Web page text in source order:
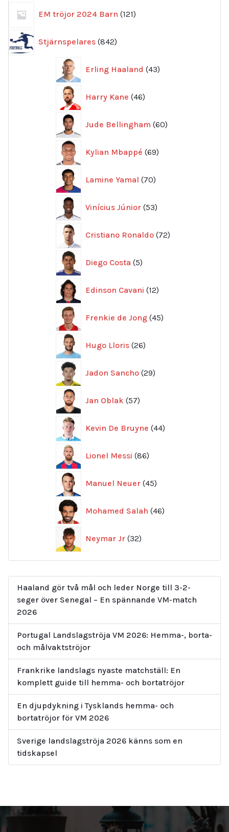
EM tröjor 2024 Barn 121
produkter
Stjärnspelares 842
produkter
Erling Haaland 43
produkter
Harry Kane 46
produkter
Jude Bellingham 60
produkter
Kylian Mbappé 69
produkter
Lamine Yamal 70
produkter
Vinícius Júnior 53
produkter
Cristiano Ronaldo 72
produkter
Diego Costa 5
produkter
Edinson Cavani 12
produkter
Frenkie de Jong 45
produkter
Hugo Lloris 26
produkter
Jadon Sancho 29
produkter
Jan Oblak 57
produkter
Kevin De Bruyne 44
produkter
Lionel Messi 86
produkter
Manuel Neuer 45
produkter
Mohamed Salah 46
produkter
Neymar Jr 32
produkter
Haaland gör två mål och leder Norge till 3-2-
seger över Senegal – En spännande VM-match
2026
Portugal Landslagströja VM 2026: Hemma-, borta-
och målvaktströjor
Frankrike landslags nyaste matchställ: En
komplett guide till hemma- och bortatröjor
En djupdykning i Tysklands hemma- och
bortatröjor för VM 2026
Sverige landslagströja 2026 känns som en
tidskapsel